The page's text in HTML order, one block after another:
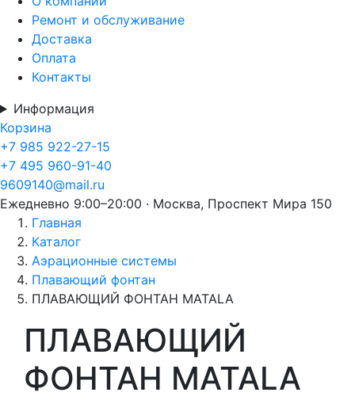
Ремонт и обслуживание
Доставка
Оплата
Контакты
Информация
Корзина
+7 985 922-27-15
+7 495 960-91-40
9609140@mail.ru
Ежедневно 9:00–20:00 · Москва, Проспект Мира 150
Главная
Каталог
Аэрационные системы
Плавающий фонтан
ПЛАВАЮЩИЙ ФОНТАН MATALA
ПЛАВАЮЩИЙ
ФОНТАН MATALA